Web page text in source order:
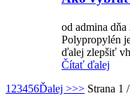
od admina dňa
Polypropylén
ďalej zlepšiť
Čítať ďalej
1 23456Ďalej >>> Strana 1